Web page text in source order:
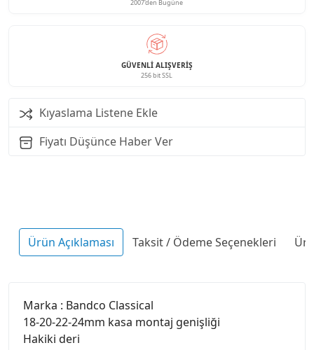
2007'den Bugüne
GÜVENLI ALIŞVERIŞ
256 bit SSL
Kıyaslama Listene Ekle
Fiyatı Düşünce Haber Ver
Ürün Açıklaması Taksit / Ödeme Seçenekleri
Marka : Bandco Classical
18-20-22-24mm kasa montaj genişliği
Hakiki deri